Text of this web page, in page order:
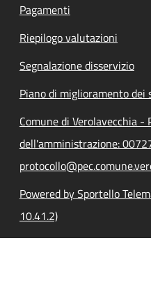
Pagamenti
Riepilogo valutazioni
Segnalazione disservizio
Piano di miglioramento dei
Comune di Verolavecchia -
dell'amministrazione:
Powered by Sportello
10.41.2)